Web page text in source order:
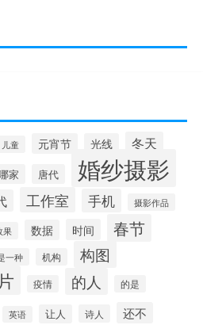
儿童 元宵节 光线 冬天
家 唐代 婚纱摄影
工作室 手机 摄影作品
果 数据 时间 春节
一种 机构 构图
疫情 的人 的是
英语 让人 诗人
还不